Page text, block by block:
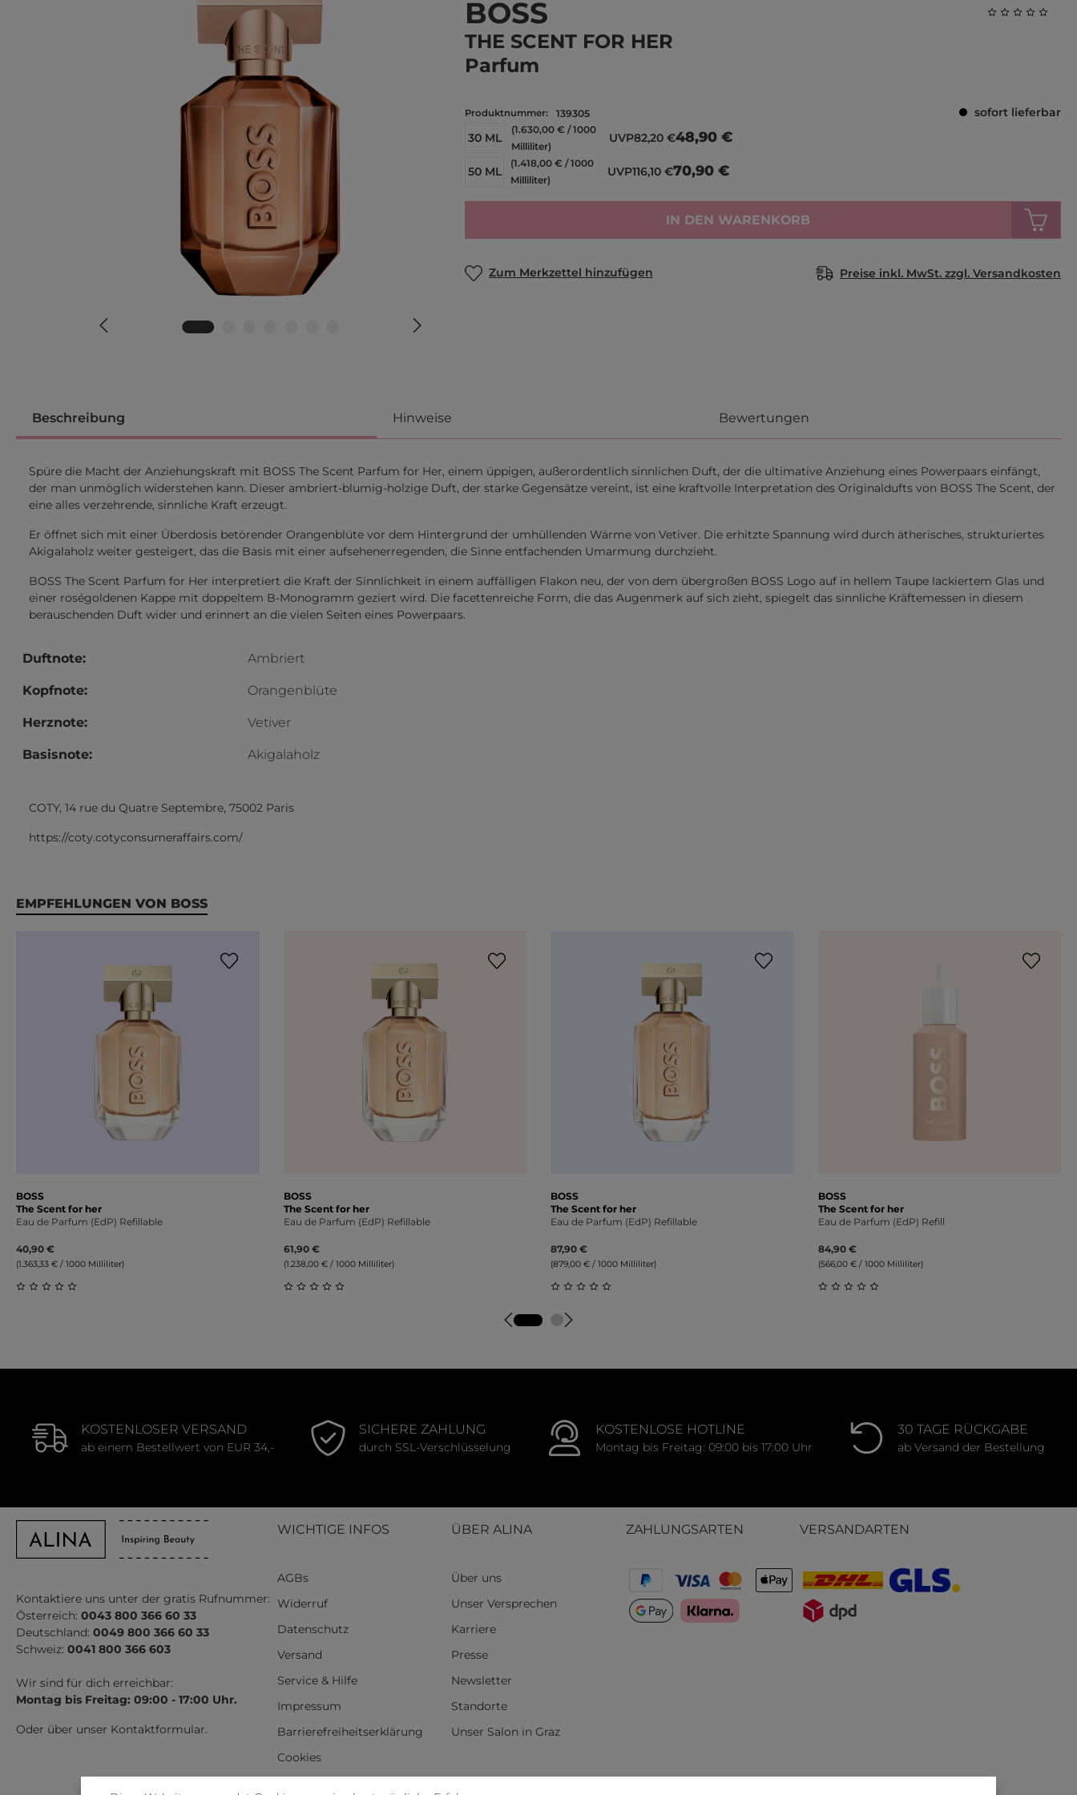
BOSS
THE SCENT FOR HER
Parfum
Produktnummer: 139305
sofort lieferbar
30 ML
(1.630,00 € / 1000
Milliliter)
UVP82,20 €48,90 €
50 ML
(1.418,00 € / 1000
Milliliter)
UVP116,10 €70,90 €
IN DEN WARENKORB
Zum Merkzettel hinzufügen Preise inkl. MwSt. zzgl. Versandkosten
Beschreibung Hinweise Bewertungen
Spüre die Macht der Anziehungskraft mit BOSS The Scent Parfum for Her, einem üppigen, außerordentlich sinnlichen Duft, der die ultimative Anziehung eines Powerpaars einfängt,
der man unmöglich widerstehen kann. Dieser ambriert-blumig-holzige Duft, der starke Gegensätze vereint, ist eine kraftvolle Interpretation des Originaldufts von BOSS The Scent, der
eine alles verzehrende, sinnliche Kraft erzeugt.
Er öffnet sich mit einer Überdosis betörender Orangenblüte vor dem Hintergrund der umhüllenden Wärme von Vetiver. Die erhitzte Spannung wird durch ätherisches, strukturiertes
Akigalaholz weiter gesteigert, das die Basis mit einer aufsehenerregenden, die Sinne entfachenden Umarmung durchzieht.
BOSS The Scent Parfum for Her interpretiert die Kraft der Sinnlichkeit in einem auffälligen Flakon neu, der von dem übergroßen BOSS Logo auf in hellem Taupe lackiertem Glas und
einer roségoldenen Kappe mit doppeltem B-Monogramm geziert wird. Die facettenreiche Form, die das Augenmerk auf sich zieht, spiegelt das sinnliche Kräftemessen in diesem
berauschenden Duft wider und erinnert an die vielen Seiten eines Powerpaars.
Duftnote: Ambriert
Kopfnote: Orangenblüte
Herznote: Vetiver
Basisnote: Akigalaholz
COTY, 14 rue du Quatre Septembre, 75002 Paris
https://coty.cotyconsumeraffairs.com/
Produktgalerie überspringen
EMPFEHLUNGEN VON BOSS
BOSS
The Scent for her
Eau de Parfum (EdP) Refillable
40,90 €
(1.363,33 € / 1000 Milliliter)
BOSS
The Scent for her
Eau de Parfum (EdP) Refillable
61,90 €
(1.238,00 € / 1000 Milliliter)
Durchschnittliche Bewertung von 0 von 5 Sternen
BOSS
The Scent for her
Eau de Parfum (EdP) Refillable
87,90 €
(879,00 € / 1000 Milliliter)
Durchschnittliche Bewertung von 0 von 5 Sternen
BOSS
The Scent for her
Eau de Parfum (EdP) Refill
84,90 €
(566,00 € / 1000 Milliliter)
KOSTENLOSER VERSAND
ab einem Bestellwert von EUR 34,-
SICHERE ZAHLUNG
durch SSL-Verschlüsselung
KOSTENLOSE HOTLINE
Montag bis Freitag: 09:00 bis 17:00 Uhr
30 TAGE RÜCKGABE
ab Versand der Bestellung
Kontaktiere uns unter der gratis Rufnummer:
Österreich: 0043 800 366 60 33
Deutschland: 0049 800 366 60 33
Schweiz: 0041 800 366 603
Wir sind für dich erreichbar:
Montag bis Freitag: 09:00 - 17:00 Uhr.
Oder über unser Kontaktformular.
WICHTIGE INFOS
AGBs
Widerruf
Datenschutz
Versand
Service & Hilfe
Impressum
Barrierefreiheitserklärung
Cookies
ÜBER ALINA
Über uns
Unser Versprechen
Karriere
Presse
Newsletter
Standorte
Unser Salon in Graz
ZAHLUNGSARTEN VERSANDARTEN